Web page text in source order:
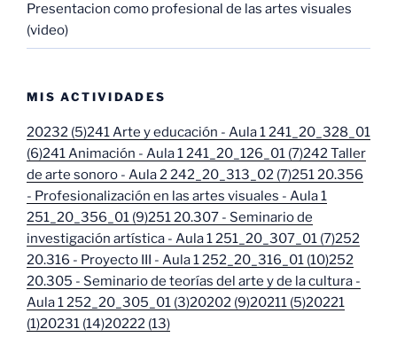
Presentacion como profesional de las artes visuales
(video)
MIS ACTIVIDADES
20232 (5)241 Arte y educación - Aula 1 241_20_328_01
(6)241 Animación - Aula 1 241_20_126_01 (7)242 Taller
de arte sonoro - Aula 2 242_20_313_02 (7)251 20.356
- Profesionalización en las artes visuales - Aula 1
251_20_356_01 (9)251 20.307 - Seminario de
investigación artística - Aula 1 251_20_307_01 (7)252
20.316 - Proyecto III - Aula 1 252_20_316_01 (10)252
20.305 - Seminario de teorías del arte y de la cultura -
Aula 1 252_20_305_01 (3)20202 (9)20211 (5)20221
(1)20231 (14)20222 (13)